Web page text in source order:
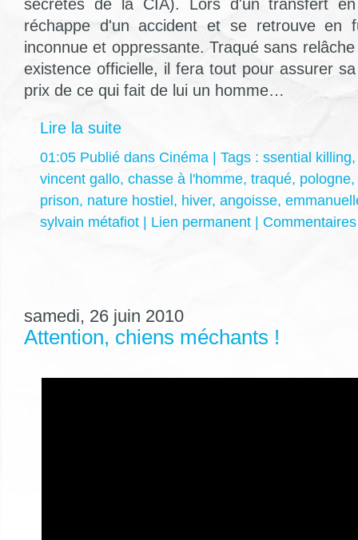
secrètes de la CIA). Lors d'un transfert
réchappe d'un accident et se retrouve en
inconnue et oppressante. Traqué sans
existence officielle, il fera tout pour assurer
prix de ce qui fait de lui un homme…
Lire la suite
01:05 Publié dans Cinéma | Tags : ssential killing
vincent gallo, chasse à l'homme, traqué, pologne,
prison, nature hostiel , hiver, angoisse,
sylvain métafiot
Lien permanent
samedi, 26 juin 2010
Attention, chiens méchants !